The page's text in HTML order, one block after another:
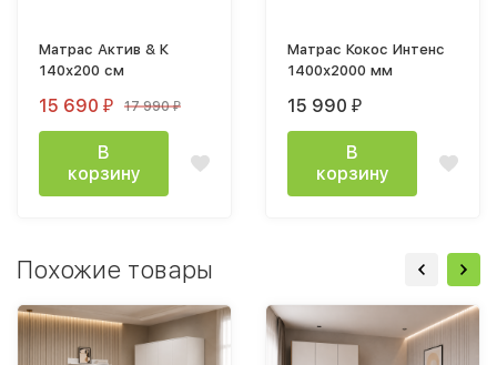
Матрас Актив & К
140х200 см
15 690 ₽ 17 990₽
В
корзину
Матрас Кокос Интенс
1400х2000 мм
15 990 ₽
В
корзину
Похожие товары